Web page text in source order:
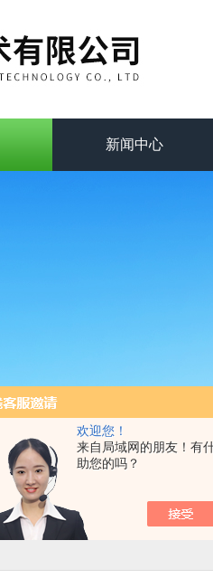
欢迎您！
来自局域网的朋友！有
助您的吗？
新闻中心